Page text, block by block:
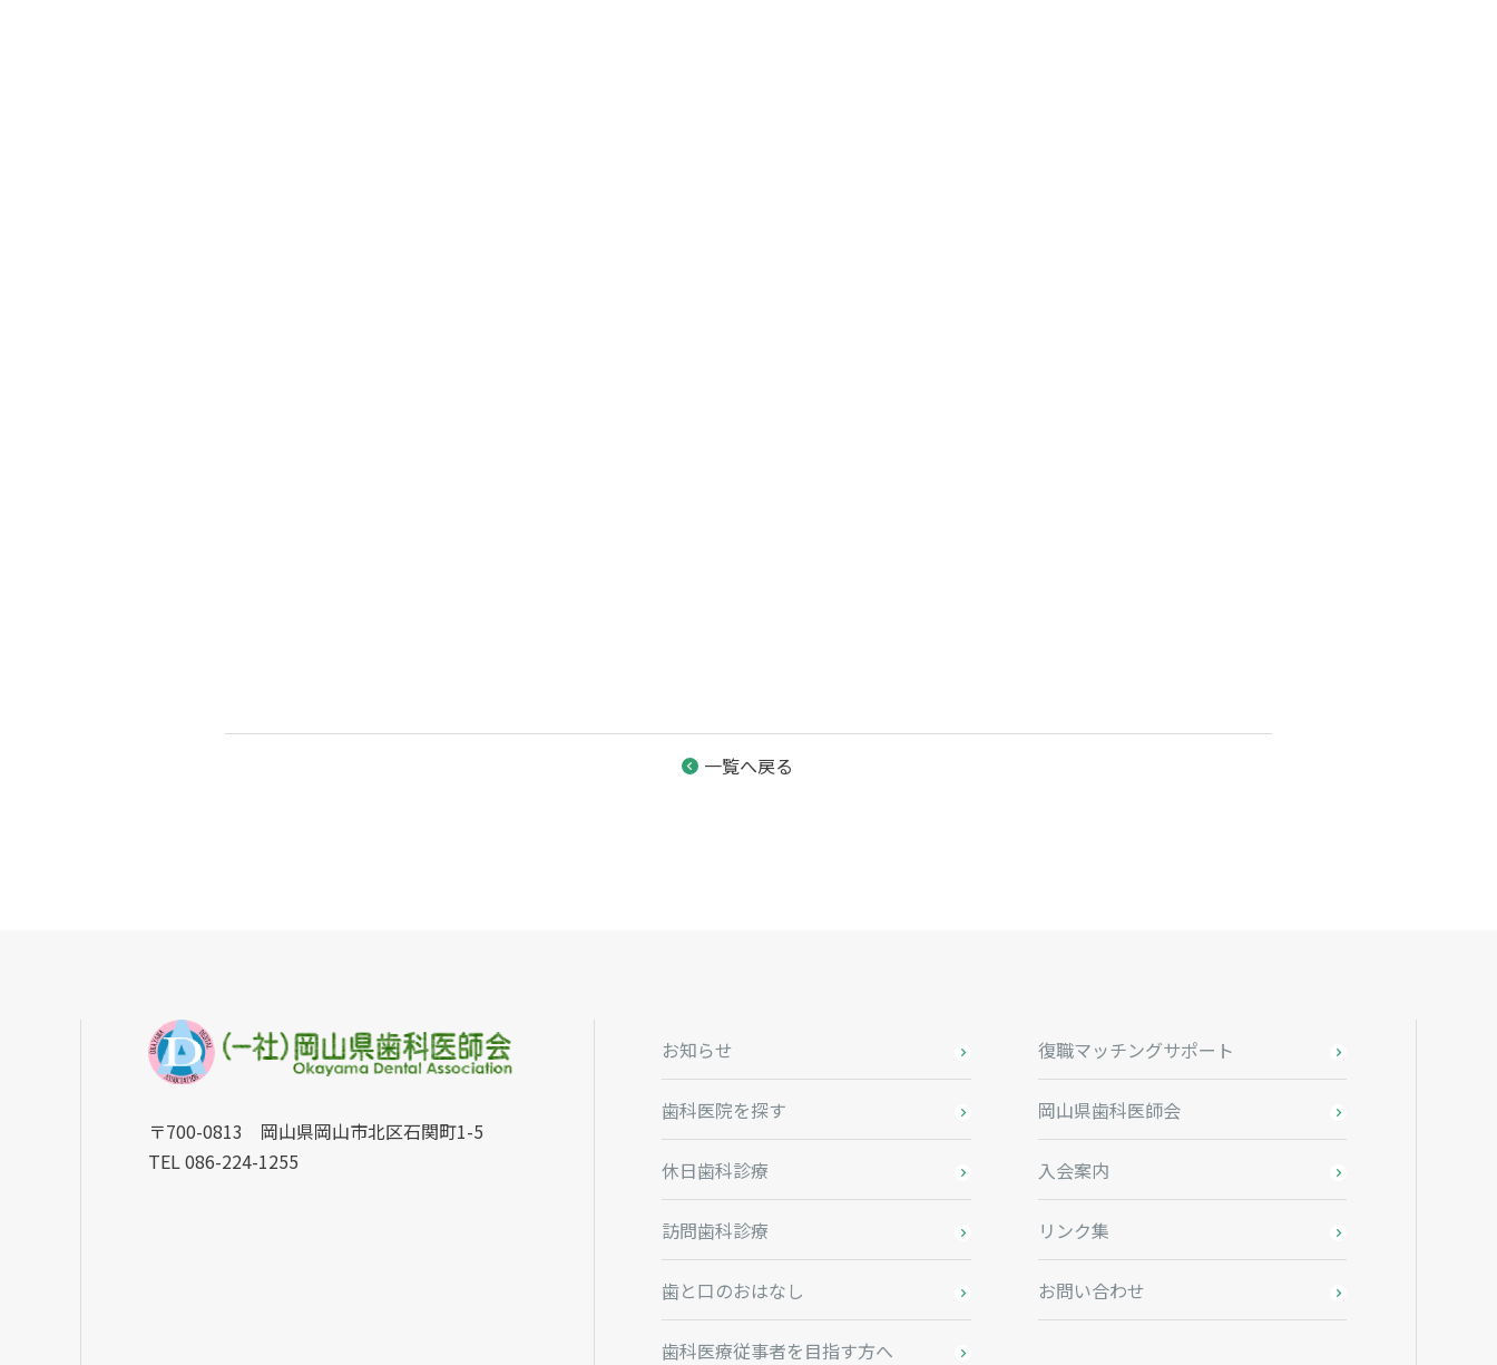
一覧へ戻る
〒700-0813 岡山県岡山市北区石関町1-5
TEL 086-224-1255
お知らせ
歯科医院を探す
休日歯科診療
訪問歯科診療
歯と口のおはなし
歯科医療従事者を目指す方へ
復職マッチングサポート
岡山県歯科医師会
入会案内
リンク集
お問い合わせ